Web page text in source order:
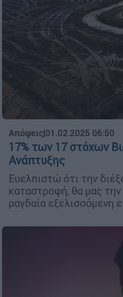
Απόψεις|01.02.2025 06:50
17% των 17 στόχων
Ανάπτυξης
Ευελπιστώ ότι την
καταστροφή, θα μας
ραγδαία εξελισσόμενη